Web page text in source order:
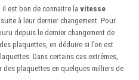
il est bon de connaitre la vitesse
à leur dernier changement. Pour
depuis le dernier changement de
plaquettes, en déduire si l’on est
Dans certains cas extrêmes,
des plaquettes en quelques milliers de